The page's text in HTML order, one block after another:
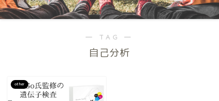
― TAG ―
自己分析
other